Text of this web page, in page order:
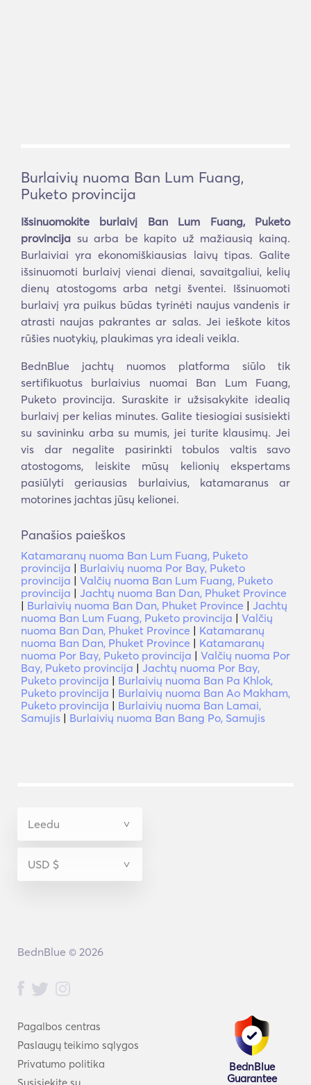
Burlaivių nuoma Ban Lum Fuang,
Puketo provincija
Išsinuomokite burlaivį Ban Lum Fuang, Puketo
provincija su arba be kapito už mažiausią kainą.
Burlaiviai yra ekonomiškiausias laivų tipas. Galite
išsinuomoti burlaivį vienai dienai, savaitgaliui, kelių
dienų atostogoms arba netgi šventei. Išsinuomoti
burlaivį yra puikus būdas tyrinėti naujus vandenis ir
atrasti naujas pakrantes ar salas. Jei ieškote kitos
rūšies nuotykių, plaukimas yra ideali veikla.
BednBlue jachtų nuomos platforma siūlo tik
sertifikuotus burlaivius nuomai Ban Lum Fuang,
Puketo provincija. Suraskite ir užsisakykite idealią
burlaivį per kelias minutes. Galite tiesiogiai susisiekti
su savininku arba su mumis, jei turite klausimų. Jei
vis dar negalite pasirinkti tobulos valtis savo
atostogoms, leiskite mūsų kelionių ekspertams
pasiūlyti geriausias burlaivius, katamaranus ar
motorines jachtas jūsų kelionei.
Panašios paieškos
Katamaranų nuoma Ban Lum Fuang, Puketo
provincija | Burlaivių nuoma Por Bay, Puketo
provincija | Valčių nuoma Ban Lum Fuang, Puketo
provincija | Jachtų nuoma Ban Dan, Phuket Province
| Burlaivių nuoma Ban Dan, Phuket Province | Jachtų
nuoma Ban Lum Fuang, Puketo provincija | Valčių
nuoma Ban Dan, Phuket Province | Katamaranų
nuoma Ban Dan, Phuket Province | Katamaranų
nuoma Por Bay, Puketo provincija | Valčių nuoma Por
Bay, Puketo provincija | Jachtų nuoma Por Bay,
Puketo provincija | Burlaivių nuoma Ban Pa Khlok,
Puketo provincija | Burlaivių nuoma Ban Ao Makham,
Puketo provincija | Burlaivių nuoma Ban Lamai,
Samujis | Burlaivių nuoma Ban Bang Po, Samujis
Pagalbos centras
Paslaugų teikimo sąlygos
Privatumo politika
BednBlue
Guarantee
BednBlue © 2026